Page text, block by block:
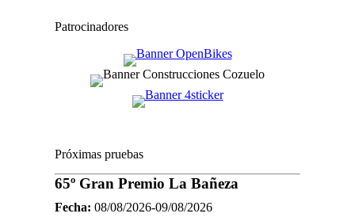
Patrocinadores
Próximas pruebas
65º Gran Premio La Bañeza
Fecha: 08/08/2026-09/08/2026